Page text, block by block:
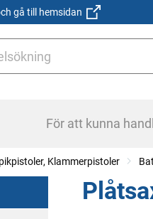
gå till hemsidan
För att kunna
Klammerpistoler